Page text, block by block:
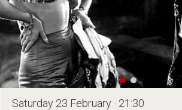
Saturday 23 February · 21:30